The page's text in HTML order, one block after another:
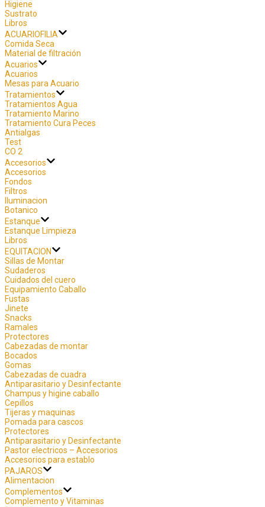
Higiene
Sustrato
Libros
ACUARIOFILIA
Comida Seca
Material de filtración
Acuarios
Acuarios
Mesas para Acuario
Tratamientos
Tratamientos Agua
Tratamiento Marino
Tratamiento Cura Peces
Antialgas
Test
CO 2
Accesorios
Accesorios
Fondos
Filtros
Iluminacion
Botanico
Estanque
Estanque Limpieza
Libros
EQUITACION
Sillas de Montar
Sudaderos
Cuidados del cuero
Equipamiento Caballo
Fustas
Jinete
Snacks
Ramales
Protectores
Cabezadas de montar
Bocados
Gomas
Cabezadas de cuadra
Antiparasitario y Desinfectante
Champus y higine caballo
Cepillos
Tijeras y maquinas
Pomada para cascos
Protectores
Antiparasitario y Desinfectante
Pastor electricos – Accesorios
Accesorios para establo
PAJAROS
Alimentacion
Complementos
Complemento y Vitaminas